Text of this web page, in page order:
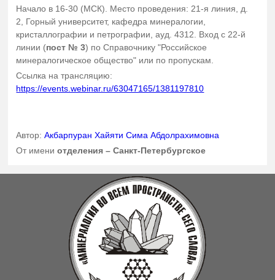
Начало в 16-30 (МСК). Место проведения: 21-я линия, д.
2, Горный университет, кафедра минералогии,
кристаллографии и петрографии, ауд. 4312. Вход с 22-й
линии (пост № 3) по Справочнику "Российское
минералогическое общество" или по пропускам.
Ссылка на трансляцию:
https://events.webinar.ru/63047165/1381197810
Автор:Акбарпуран Хайяти Сима Абдолрахимовна
От имениотделения – Санкт-Петербургское